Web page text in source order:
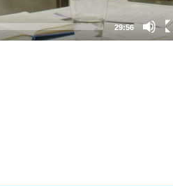
29:56